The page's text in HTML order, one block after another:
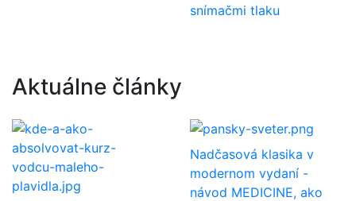
snímačmi tlaku
Aktuálne články
Nadčasová klasika v
modernom vydaní -
návod MEDICINE, ako